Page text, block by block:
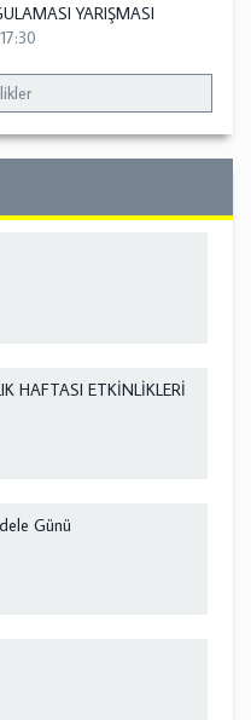
YARIŞMASI
HAFTASI ETKİNLİKLERİ
Günü